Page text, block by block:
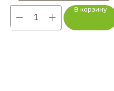
В корзину